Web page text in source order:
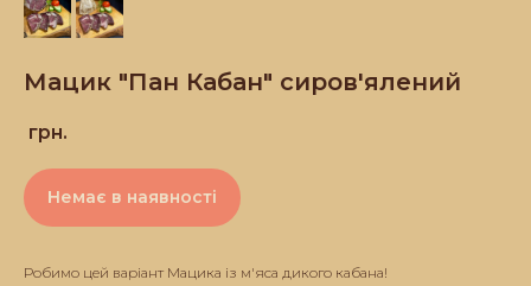
Мацик "Пан Кабан" сиров'ялений
грн.
Немає в наявності
Робимо цей варіант Мацика із м'яса дикого кабана!